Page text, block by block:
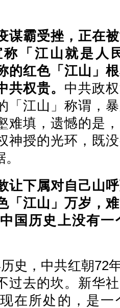
谋霸受挫，正在
「江山就是人
的红色「江山」
共权贵。 中共政
「江山」称谓，
难填，遗憾的是
神授的光环，既
让下属对自己山
「江山」万岁，
国历史上没有一
史，中共红朝72
过去的坎。新华
在所处的，是一